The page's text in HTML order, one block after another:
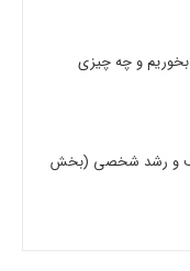
و چه چیزی
و رشد شخصی (بخش